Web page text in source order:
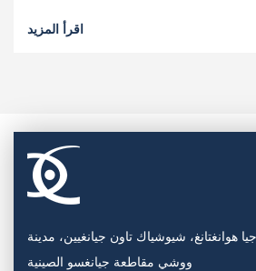
اقرأ المزيد
قرية تشوجيا هوانغتانغ، شيوشياك تاون جيانغيين، مدينة
ووشي مقاطعة جيانغسو الصينية